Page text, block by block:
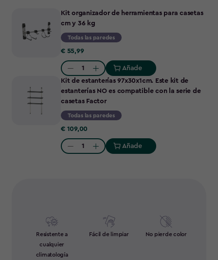
Kit organizador de herramientas para casetas
cm y 36 kg
Todas las paredes
€
55,99
€ 55,99
Quantity:
Añade
Kit de estanterías 97x30x1cm. Este kit de
estanterías NO es compatible con la serie de
casetas Factor
Todas las paredes
€
109,00
€ 109,00
Quantity:
Añade
Resistente a
cualquier
climatología
Fácil de limpiar No pierde color